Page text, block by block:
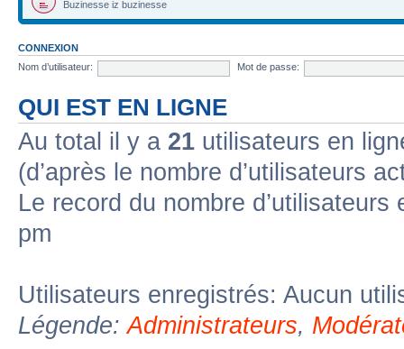
Buzinesse iz buzinesse
CONNEXION
Nom d’utilisateur:
Mot de passe:
QUI EST EN LIGNE
Au total il y a 21 utilisateurs en
(d’après le nombre d’utilisateurs
Le record du nombre
pm
Utilisateurs enregistrés: Aucun
Légende:Administrateurs,